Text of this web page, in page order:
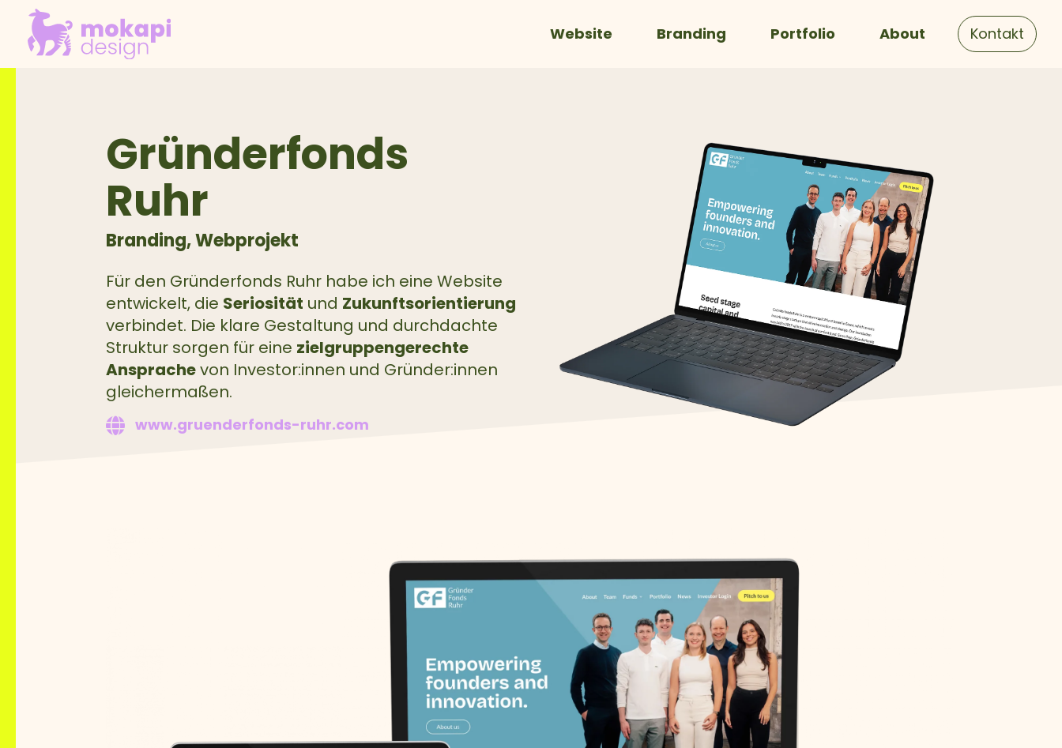
Website Branding Portfolio About Kontakt
Gründerfonds
Ruhr
Branding,Webprojekt
Für den Gründerfonds Ruhr habe ich eine Website
entwickelt, die Seriosität und Zukunftsorientierung
verbindet. Die klare Gestaltung und durchdachte
Struktur sorgen für eine zielgruppengerechte
Ansprachevon Investor:innen und Gründer:innen
gleichermaßen.
 www.gruenderfonds-ruhr.com